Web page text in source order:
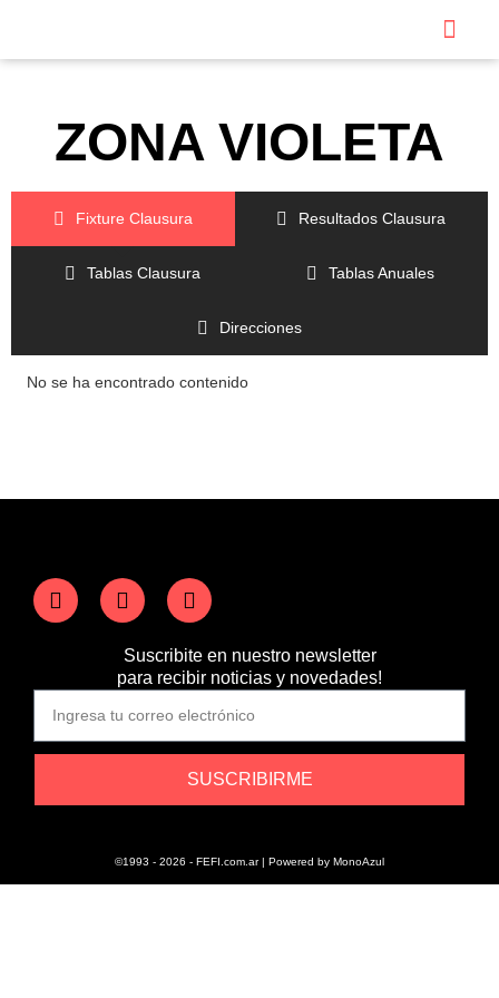
ZONA VIOLETA
Fixture Clausura Resultados Clausura
Tablas Clausura Tablas Anuales
Direcciones
No se ha encontrado contenido
Suscribite en nuestro newsletter
para recibir noticias y novedades!
SUSCRIBIRME
©1993 - 2026 - FEFI.com.ar | Powered by MonoAzul